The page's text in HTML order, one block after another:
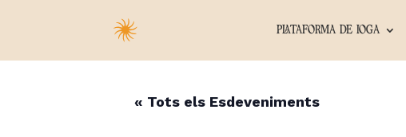
PLATAFORMA DE IOGA
« Tots els Esdeveniments